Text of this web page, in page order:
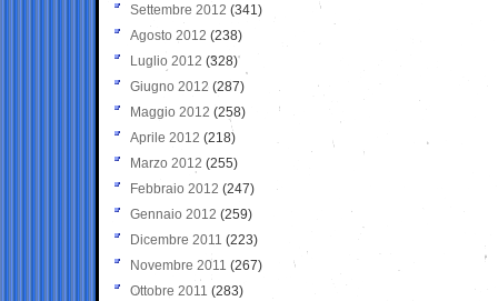
Settembre 2012 (341)
Agosto 2012 (238)
Luglio 2012 (328)
Giugno 2012 (287)
Maggio 2012 (258)
Aprile 2012 (218)
Marzo 2012 (255)
Febbraio 2012 (247)
Gennaio 2012 (259)
Dicembre 2011 (223)
Novembre 2011 (267)
Ottobre 2011 (283)